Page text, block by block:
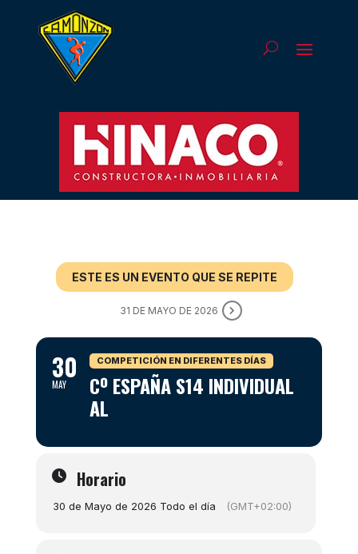
ESTE ES UN EVENTO QUE SE REPITE
31 DE MAYO DE 2026
30
MAY
COMPETICIÓN EN DIFERENTES DÍAS
Cº ESPAÑA S14 INDIVIDUAL
AL
Horario
30 de Mayo de 2026 Todo el día (GMT+02:00)